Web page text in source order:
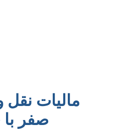
مالیات نقل
صفر